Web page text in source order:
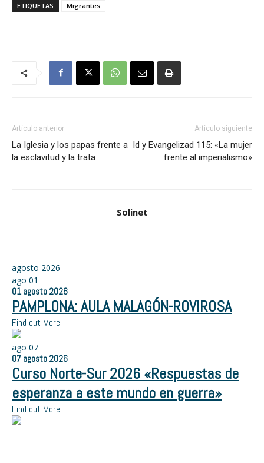
ETIQUETAS Migrantes
Artículo anterior
La Iglesia y los papas frente a
la esclavitud y la trata
Artículo siguiente
Id y Evangelizad 115: «La mujer
frente al imperialismo»
Solinet
agosto 2026
ago 01
01 agosto 2026
PAMPLONA: AULA MALAGÓN-ROVIROSA
Find out More
ago 07
07 agosto 2026
Curso Norte-Sur 2026 «Respuestas de
esperanza a este mundo en guerra»
Find out More